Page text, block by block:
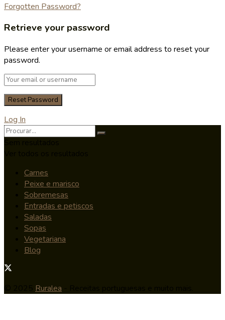
Forgotten Password?
Retrieve your password
Please enter your username or email address to reset your
password.
Log In
Carnes
Peixe e marisco
Sobremesas
Entradas e petiscos
Saladas
Sopas
Vegetariana
Blog
Ruralea